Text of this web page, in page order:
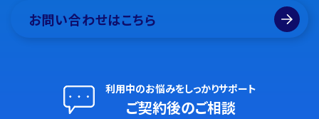
お問い合わせはこちら
利用中のお悩みをしっかりサポート
ご契約後のご相談